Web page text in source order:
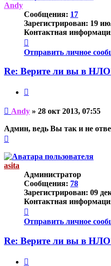
Andy
Сообщения: 17
Зарегистрирован: 19
Контактная
информация
пользователя
Отправить личное
Re: Верите ли вы в
Непрочитанное
сообщение
Andy » 28 окт 2013, 07:55
Админ, ведь Вы так и не
началу
asita
Администратор
Сообщения: 78
Зарегистрирован: 09
Контактная
информация
пользователя
Отправить личное
Re: Верите ли вы в